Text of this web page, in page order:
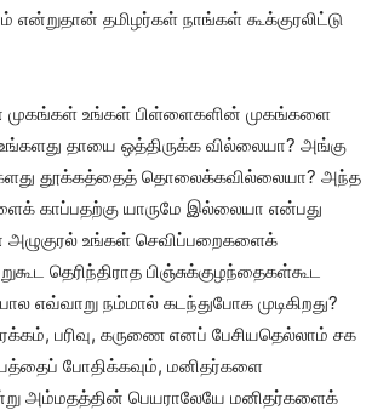
தமிழர்கள் நாங்கள் கூக்குரலிட்டு
முகங்கள் உங்கள் பிள்ளைகளின் முகங்களை
தாயை ஒத்திருக்க வில்லையா? அங்கு
தூக்கத்தைத் தொலைக்கவில்லையா? அந்த
காப்பதற்கு யாருமே இல்லையா என்பது
அழுகுரல் உங்கள் செவிப்பறைகளைக்
தெரிந்திராத பிஞ்சுக்குழந்தைகள்கூட
நம்மால் கடந்துபோக முடிகிறது?
பரிவு, கருணை எனப் பேசியதெல்லாம் சக
போதிக்கவும், மனிதர்களை
அம்மதத்தின் பெயராலேயே மனிதர்களைக்